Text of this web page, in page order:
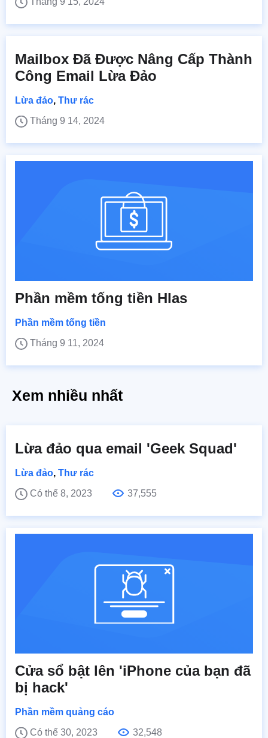
Mailbox Đã Được Nâng Cấp Thành
Công Email Lừa Đảo
Lừa đảo, Thư rác
Tháng 9 14, 2024
Phần mềm tống tiền Hlas
Phần mềm tống tiền
Tháng 9 11, 2024
Xem nhiều nhất
Lừa đảo qua email 'Geek Squad'
Lừa đảo, Thư rác
Có thể 8, 2023
37,555
Cửa sổ bật lên 'iPhone của bạn đã
bị hack'
Phần mềm quảng cáo
Có thể 30, 2023
32,548